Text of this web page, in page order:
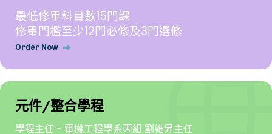
最低修畢科目數15門課
修畢門檻至少12門必修及3門選修
Order Now
元件/整合學程
學程主任 - 電機工程學系丙組 劉維昇主任